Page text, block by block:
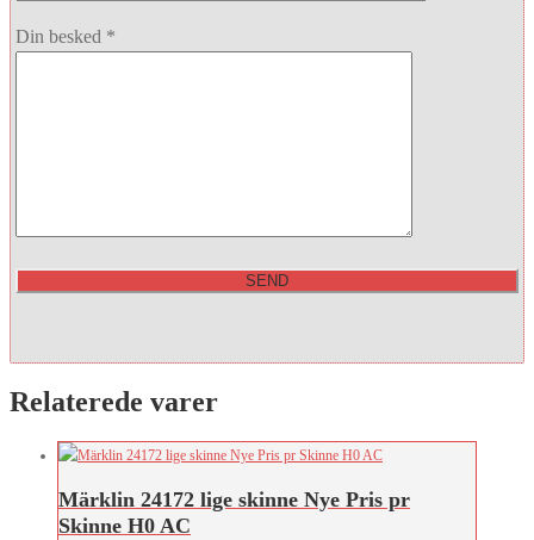
Din besked *
Relaterede varer
Märklin 24172 lige skinne Nye Pris pr
Skinne H0 AC